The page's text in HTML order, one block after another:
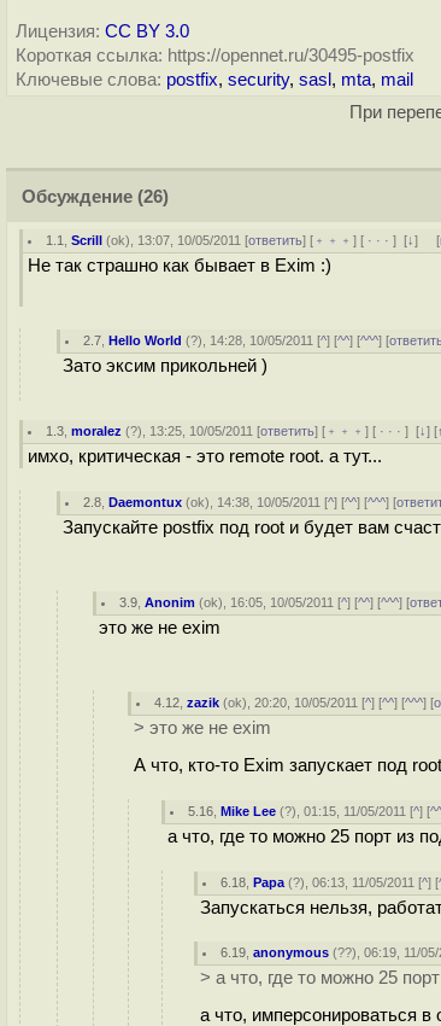
Лицензия: CC BY 3.0
Короткая ссылка: https://opennet.ru/30495-postfix
Ключевые слова: postfix, security, sasl , mta, mail
При
Обсуждение (26)
1.1 ,Scrill (ok), 13:07, 10/05/2011 [ответить] [ ﹢﹢﹢] [ · · ·][↓] [
Не так страшно как бывает в Exim :)
2.7 ,Hello World (?), 14:28, 10/05/2011 [^] [^^] [^^^] [
Зато эксим прикольней )
1.3 ,moralez (?), 13:25, 10/05/2011 [ответить] [ ﹢﹢﹢] [ · · ·][↓] [
имхо, критическая - это remote root. а тут...
2.8 ,Daemontux (ok), 14:38, 10/05/2011 [^] [^^] [^^^] [
Запускайте postfix под root и будет вам
3.9 ,Anonim (ok), 16:05, 10/05/2011 [^] [^^] [^^^] [
это же не exim
4.12 ,zazik (ok), 20:20, 10/05/2011 [^] [^^] [^^^] [
> это же не exim
А что, кто-то Exim запускает под
5.16 ,Mike Lee (?), 01:15, 11/05/2011 [^] [
а что, где то можно 25 порт из
6.18 ,Papa (?), 06:13, 11/05/2011 [^] [
Запускаться нельзя,
6.19 ,anonymous (??), 06:19, 11/05/
> а что, где то можно 25
а что, имперсонироваться в